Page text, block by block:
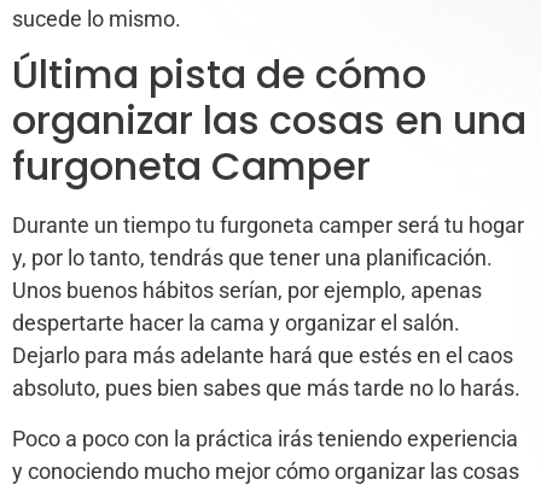
sucede lo mismo.
Última pista de cómo
organizar las cosas en una
furgoneta Camper
Durante un tiempo tu furgoneta camper será tu hogar
y, por lo tanto, tendrás que tener una planificación.
Unos buenos hábitos serían, por ejemplo, apenas
despertarte hacer la cama y organizar el salón.
Dejarlo para más adelante hará que estés en el caos
absoluto, pues bien sabes que más tarde no lo harás.
Poco a poco con la práctica irás teniendo experiencia
y conociendo mucho mejor cómo organizar las cosas